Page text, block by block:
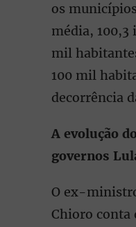
os
média, 100,3
mil
100 mil
decorrência
A evolução
governos
O ex-
Chioro conta